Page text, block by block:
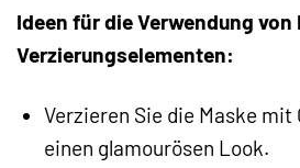
Ideen für die Verwendung
Verzierungselementen:
Verzieren Sie die Maske
einen glamourösen Look.